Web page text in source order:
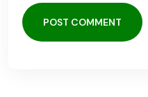
POST COMMENT